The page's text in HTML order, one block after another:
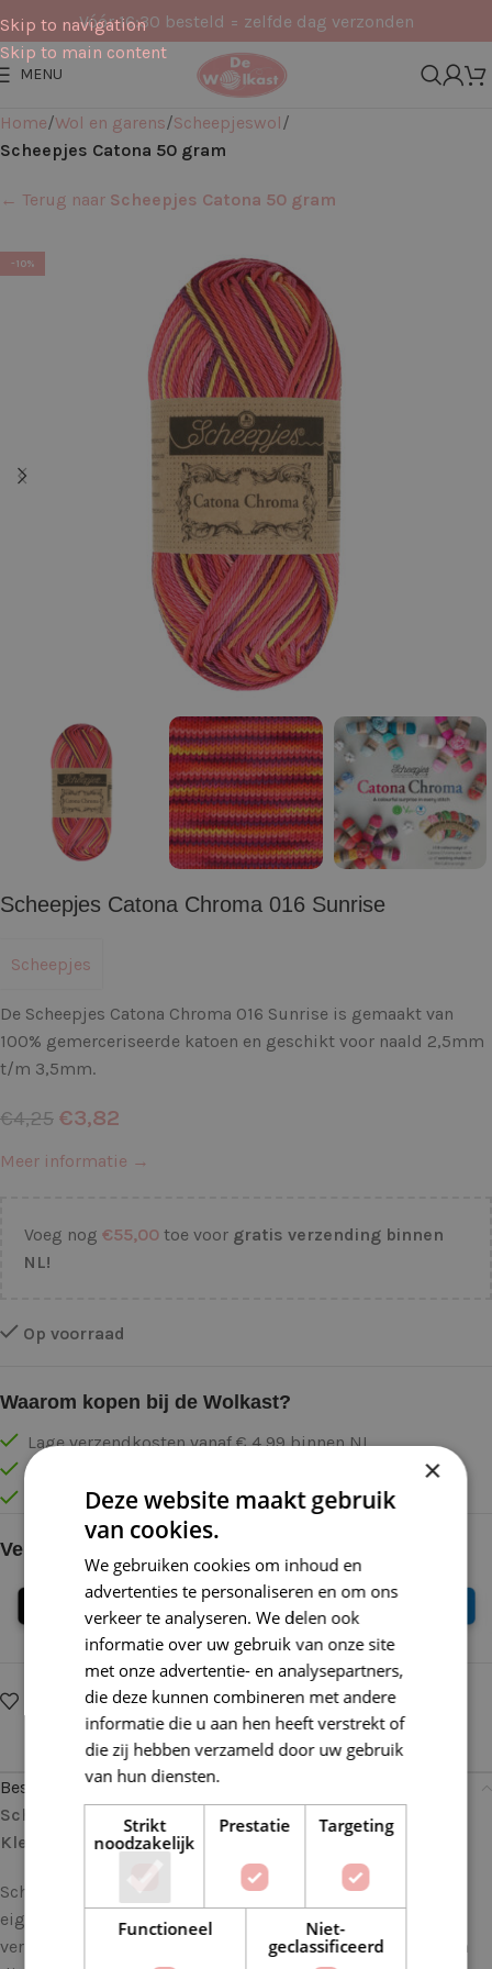
Skip to navigation
Skip to main content
Vóór 16:30 besteld = zelfde dag verzonden
MENU
Home Wol en garens Scheepjeswol
Scheepjes Catona 50 gram
← Terug naar Scheepjes Catona 50 gram
-10%
Scheepjes Catona Chroma 016 Sunrise
Scheepjes
De Scheepjes Catona Chroma 016 Sunrise is gemaakt van
100% gemerceriseerde katoen en geschikt voor naald 2,5mm
t/m 3,5mm.
€4,25 €3,82
Meer informatie →
Voeg nog €55,00 toe voor gratis verzending binnen
NL!
Op voorraad
Waarom kopen bij de Wolkast?
Lage verzendkosten vanaf € 4,99 binnen NL
Gratis verzonden vanaf €55,-
Vóór 16:30 besteld = Zelfde (werk)dag verzonden
Veilig online betalen
Op verlanglijstje Delen:
Beschrijving
Scheepjes Catona Chroma 016 Sunrise: Levendige
Kleuren, Grenzeloze Creativiteit
Scheepjes Catona Chroma combineert de geliefde
eigenschappen van Scheepjes Catona met een prachtig
verloop van kleuren, waardoor het perfect is voor projecten
×
Deze website maakt gebruik
van cookies.
We gebruiken cookies om inhoud en
advertenties te personaliseren en om ons
verkeer te analyseren. We delen ook
informatie over uw gebruik van onze site
met onze advertentie- en analysepartners,
die deze kunnen combineren met andere
informatie die u aan hen heeft verstrekt of
die zij hebben verzameld door uw gebruik
van hun diensten.
Strikt
noodzakelijk
Prestatie Targeting
Functioneel
Niet-
geclassificeerd